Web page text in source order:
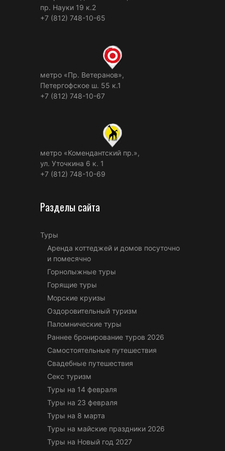
пр. Науки 19 к.2
+7 (812) 748-10-65
метро «Пр. Ветеранов»,
Петергофское ш. 55 к.1
+7 (812) 748-10-67
метро «Комендантский пр.»,
ул. Уточкина 6 к. 1
+7 (812) 748-10-69
Разделы сайта
Туры
Аренда коттеджей и домов посуточно
и помесячно
Горнолыжные туры
Горящие туры
Морские круизы
Оздоровительный туризм
Паломнические туры
Раннее бронирование туров 2026
Самостоятельные путешествия
Свадебные путешествия
Секс туризм
Туры на 14 февраля
Туры на 23 февраля
Туры на 8 марта
Туры на майские праздники 2026
Туры на Новый год 2027